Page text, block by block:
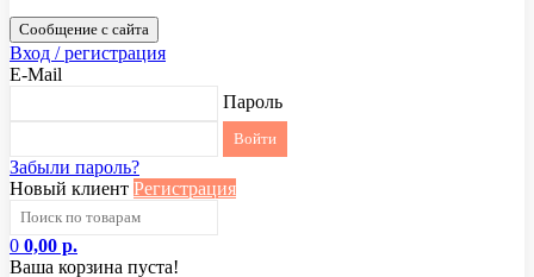
Сообщение с сайта
Вход / регистрация
E-Mail
Пароль
Забыли пароль?
Новый клиент Регистрация
0 0,00 р.
Ваша корзина пуста!